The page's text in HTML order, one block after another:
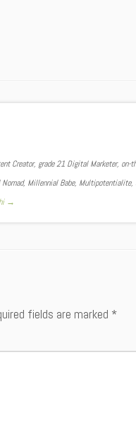
Creator, grade 21 Digital Marketer, on-
Millennial Babe, Multipotentialite,
→
fields are marked *